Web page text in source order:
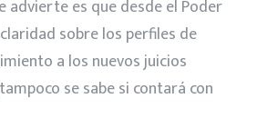
advierte es que desde el Poder
sobre los perfiles de
a los nuevos juicios
se sabe si contará con